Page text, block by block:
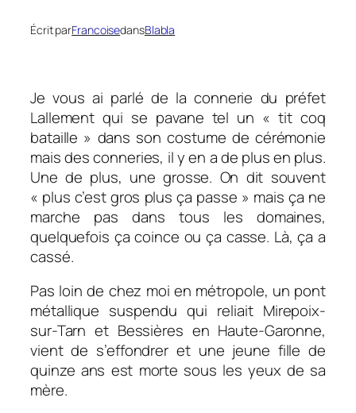
Écrit parFrancoisedansBlabla
Je vous ai parlé de la connerie du préfet
Lallement qui se pavane tel un « tit coq
bataille » dans son costume de cérémonie
mais des conneries, il y en a de plus en plus.
Une de plus, une grosse. On dit souvent
« plus c’est gros plus ça passe » mais ça ne
marche pas dans tous les domaines,
quelquefois ça coince ou ça casse. Là, ça a
cassé.
Pas loin de chez moi en métropole, un pont
métallique suspendu qui reliait Mirepoix-
sur-Tarn et Bessières en Haute-Garonne,
vient de s’effondrer et une jeune fille de
quinze ans est morte sous les yeux de sa
mère.